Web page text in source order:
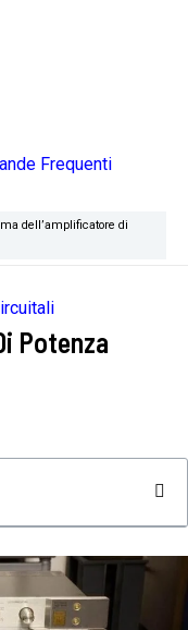
Frequenti
dell’amplificatore di
Potenza